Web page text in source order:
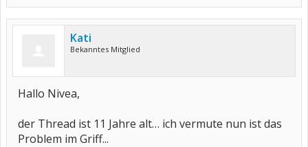
Kati
Bekanntes Mitglied
Hallo Nivea,
der Thread ist 11 Jahre alt… ich vermute nun ist das
Problem im Griff...